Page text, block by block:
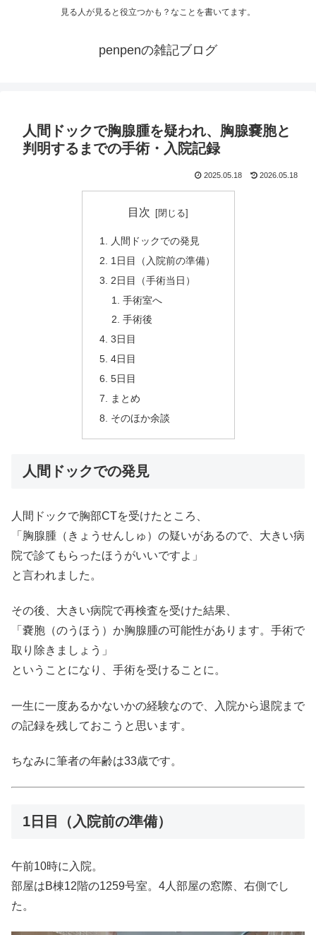
見る人が見ると役立つかも？なことを書いてます。
penpenの雑記ブログ
人間ドックで胸腺腫を疑われ、胸腺嚢胞と
判明するまでの手術・入院記録
2025.05.18 2026.05.18
目次
人間ドックでの発見
1日目（入院前の準備）
2日目（手術当日）
手術室へ
手術後
3日目
4日目
5日目
まとめ
そのほか余談
人間ドックでの発見
人間ドックで胸部CTを受けたところ、
「胸腺腫（きょうせんしゅ）の疑いがあるので、大きい病
院で診てもらったほうがいいですよ」
と言われました。
その後、大きい病院で再検査を受けた結果、
「嚢胞（のうほう）か胸腺腫の可能性があります。手術で
取り除きましょう」
ということになり、手術を受けることに。
一生に一度あるかないかの経験なので、入院から退院まで
の記録を残しておこうと思います。
ちなみに筆者の年齢は33歳です。
1日目（入院前の準備）
午前10時に入院。
部屋はB棟12階の1259号室。4人部屋の窓際、右側でし
た。